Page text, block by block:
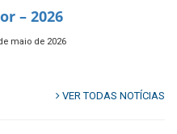
Mundial do Meio
Tamandaré